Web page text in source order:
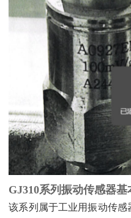
GJ310系列振动传感器基
该系列属于工业用振动传